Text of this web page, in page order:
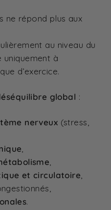
ne répond plus aux
au niveau du
uniquement à
d’exercice.
global :
nerveux (stress,
et circulatoire
.